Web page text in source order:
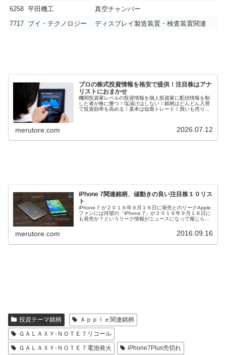
6258 平田機工
真空チャンバー
7717 ブイ・テクノロジー ディスプレイ製造装置・検査装置関連
プロの株式投資情報を格安で提供！注目株はアナ
リストにおまかせ
機関投資家レベルの投資情報を個人投資家に配信情報を制
した者が株に勝つ！塩漬けはしない！銘柄はどんどん入替
て投資効率を高める！基本は短期トレード！買いも売りも
merutore.com 2026.07.12
iPhone 7関連銘柄、値動きの良い注目株１０リス
ト
iPhone 7 が２０１６年９月１６日に発売とのリークApple
ファンには待望の「iPhone 7」が２０１６年９月１６日に
も発売か？というリーク情報がニュースになって報じられ
merutore.com 2016.09.16
投資テーマ銘柄
Ａｐｐｌｅ関連銘柄
ＧＡＬＡＸＹ-ＮＯＴＥ７リコール
ＧＡＬＡＸＹ-ＮＯＴＥ７電池発火
iPhone7Plus売切れ